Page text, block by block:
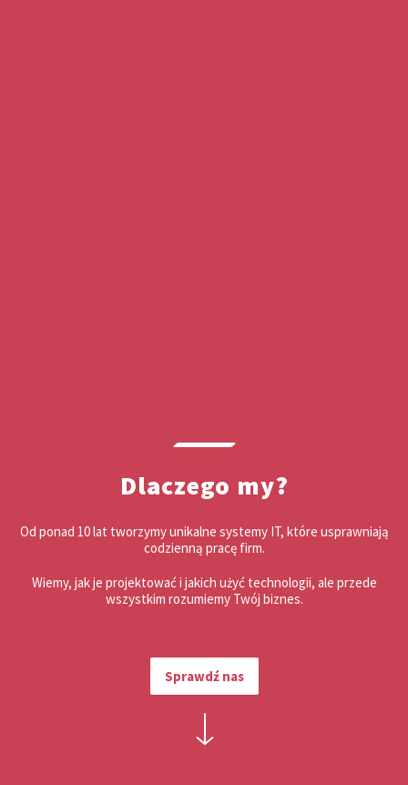
Dlaczego my?
Od ponad 10 lat tworzymy unikalne systemy IT, które usprawniają
codzienną pracę firm.
Wiemy, jak je projektować i jakich użyć technologii, ale przede
wszystkim rozumiemy Twój biznes.
Sprawdź nas